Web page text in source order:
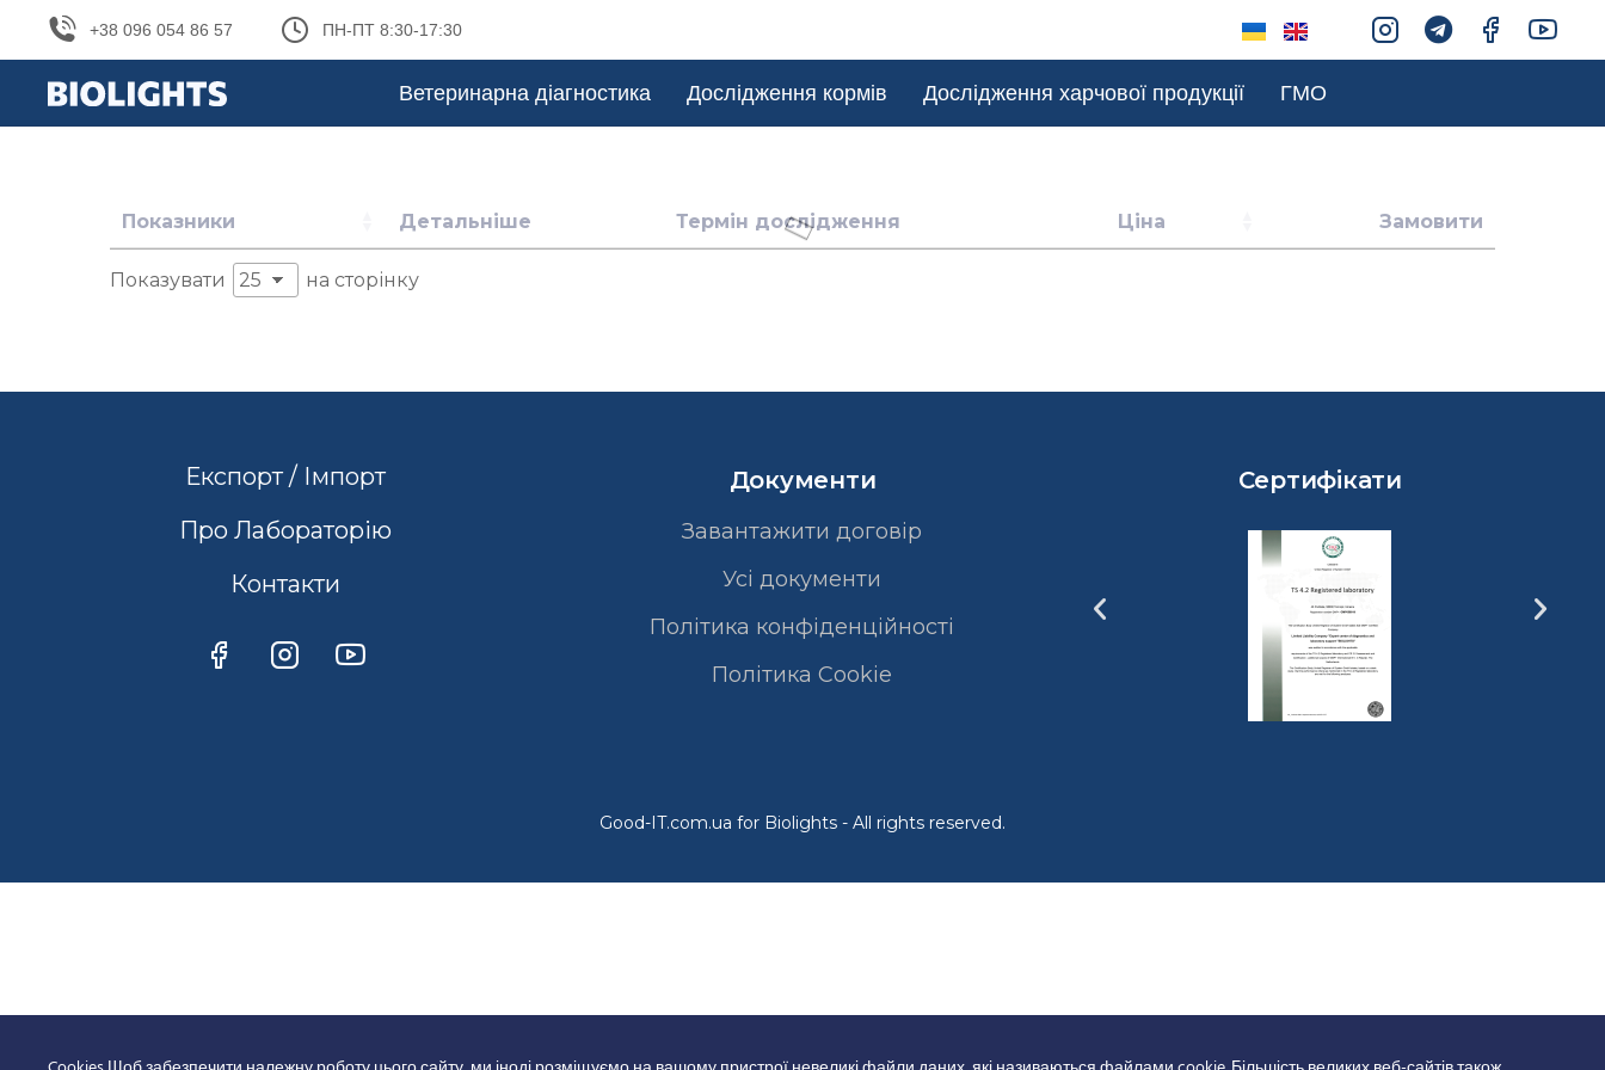
+38 096 054 86 57 ПН-ПТ 8:30-17:30
Ветеринарна діагностика Дослідження кормів Дослідження харчової продукції ГМО
Показники Детальніше Термін дослідження Ціна Замовити
Показувати на сторінку
Експорт / Імпорт
Про Лабораторію
Контакти
Документи
Завантажити договір
Усі документи
Політика конфіденційності
Полiтика Cookie
Сертифікати
Good-IT.com.ua for Biolights - All rights reserved.